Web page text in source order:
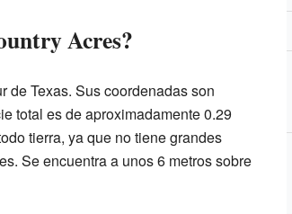
Acres?
de Texas. Sus coordenadas son
total es de aproximadamente 0.29
tierra, ya que no tiene grandes
Se encuentra a unos 6 metros sobre